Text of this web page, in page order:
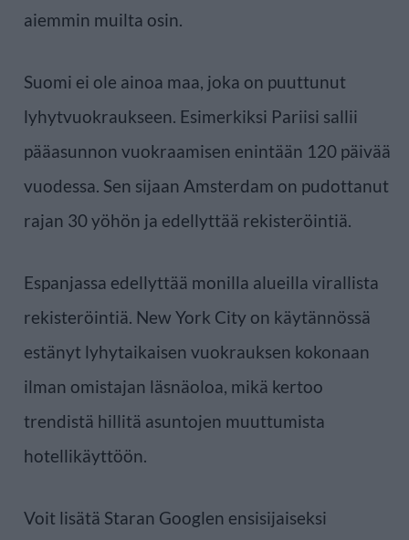
aiemmin muilta osin.
Suomi ei ole ainoa maa, joka on puuttunut
lyhytvuokraukseen. Esimerkiksi Pariisi sallii
pääasunnon vuokraamisen enintään 120 päivää
vuodessa. Sen sijaan Amsterdam on pudottanut
rajan 30 yöhön ja edellyttää rekisteröintiä.
Espanjassa edellyttää monilla alueilla virallista
rekisteröintiä. New York City on käytännössä
estänyt lyhytaikaisen vuokrauksen kokonaan
ilman omistajan läsnäoloa, mikä kertoo
trendistä hillitä asuntojen muuttumista
hotellikäyttöön.
Voit lisätä Staran Googlen ensisijaiseksi